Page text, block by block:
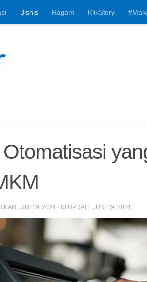
Bisnis Ragam KlikStory
JUNI 19, 2024 · DI UPDATE JUNI 19, 2024